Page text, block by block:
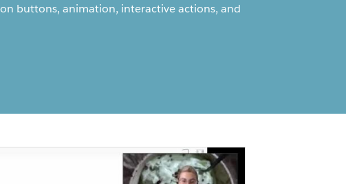
buttons, animation, interactive actions, and